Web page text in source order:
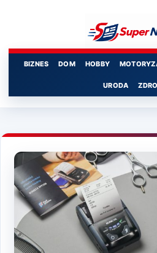
BIZNES DOM HOBBY
URODA